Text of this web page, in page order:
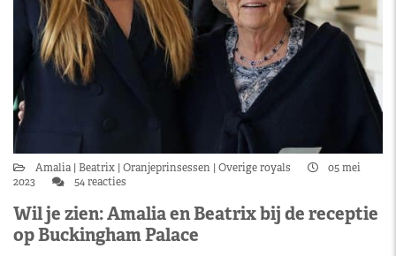
Amalia Beatrix Oranjeprinsessen Overige royals
05 mei
2023
54 reacties
Wil je zien: Amalia en Beatrix bij de receptie
op Buckingham Palace